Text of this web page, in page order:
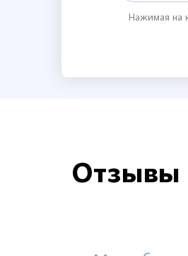
Нажимая на
Отзывы